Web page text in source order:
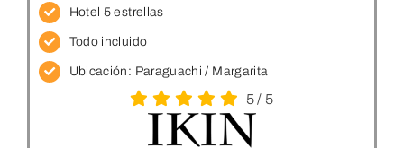
Hotel 5 estrellas
Todo incluido
Ubicación: Paraguachi / Margarita
5/ 5